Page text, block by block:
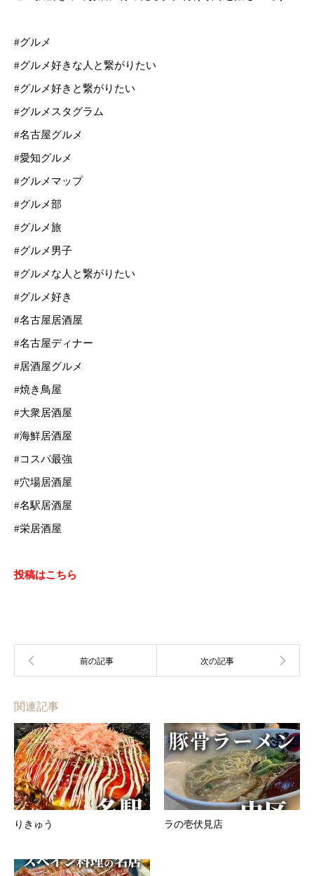
#グルメ
#グルメ好きな人と繋がりたい
#グルメ好きと繋がりたい
#グルメスタグラム
#名古屋グルメ
#愛知グルメ
#グルメマップ
#グルメ部
#グルメ旅
#グルメ男子
#グルメな人と繋がりたい
#グルメ好き
#名古屋居酒屋
#名古屋ディナー
#居酒屋グルメ
#焼き鳥屋
#大衆居酒屋
#海鮮居酒屋
#コスパ最強
#穴場居酒屋
#名駅居酒屋
#栄居酒屋
投稿はこちら
関連記事
りきゅう ラの壱伏見店